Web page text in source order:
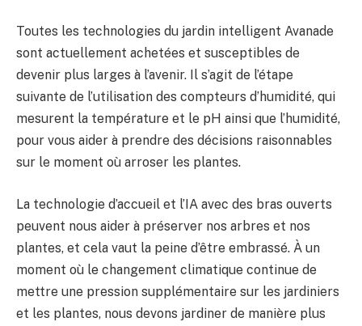
Toutes les technologies du jardin intelligent Avanade
sont actuellement achetées et susceptibles de
devenir plus larges à l’avenir. Il s’agit de l’étape
suivante de l’utilisation des compteurs d’humidité, qui
mesurent la température et le pH ainsi que l’humidité,
pour vous aider à prendre des décisions raisonnables
sur le moment où arroser les plantes.
La technologie d’accueil et l’IA avec des bras ouverts
peuvent nous aider à préserver nos arbres et nos
plantes, et cela vaut la peine d’être embrassé. À un
moment où le changement climatique continue de
mettre une pression supplémentaire sur les jardiniers
et les plantes, nous devons jardiner de manière plus